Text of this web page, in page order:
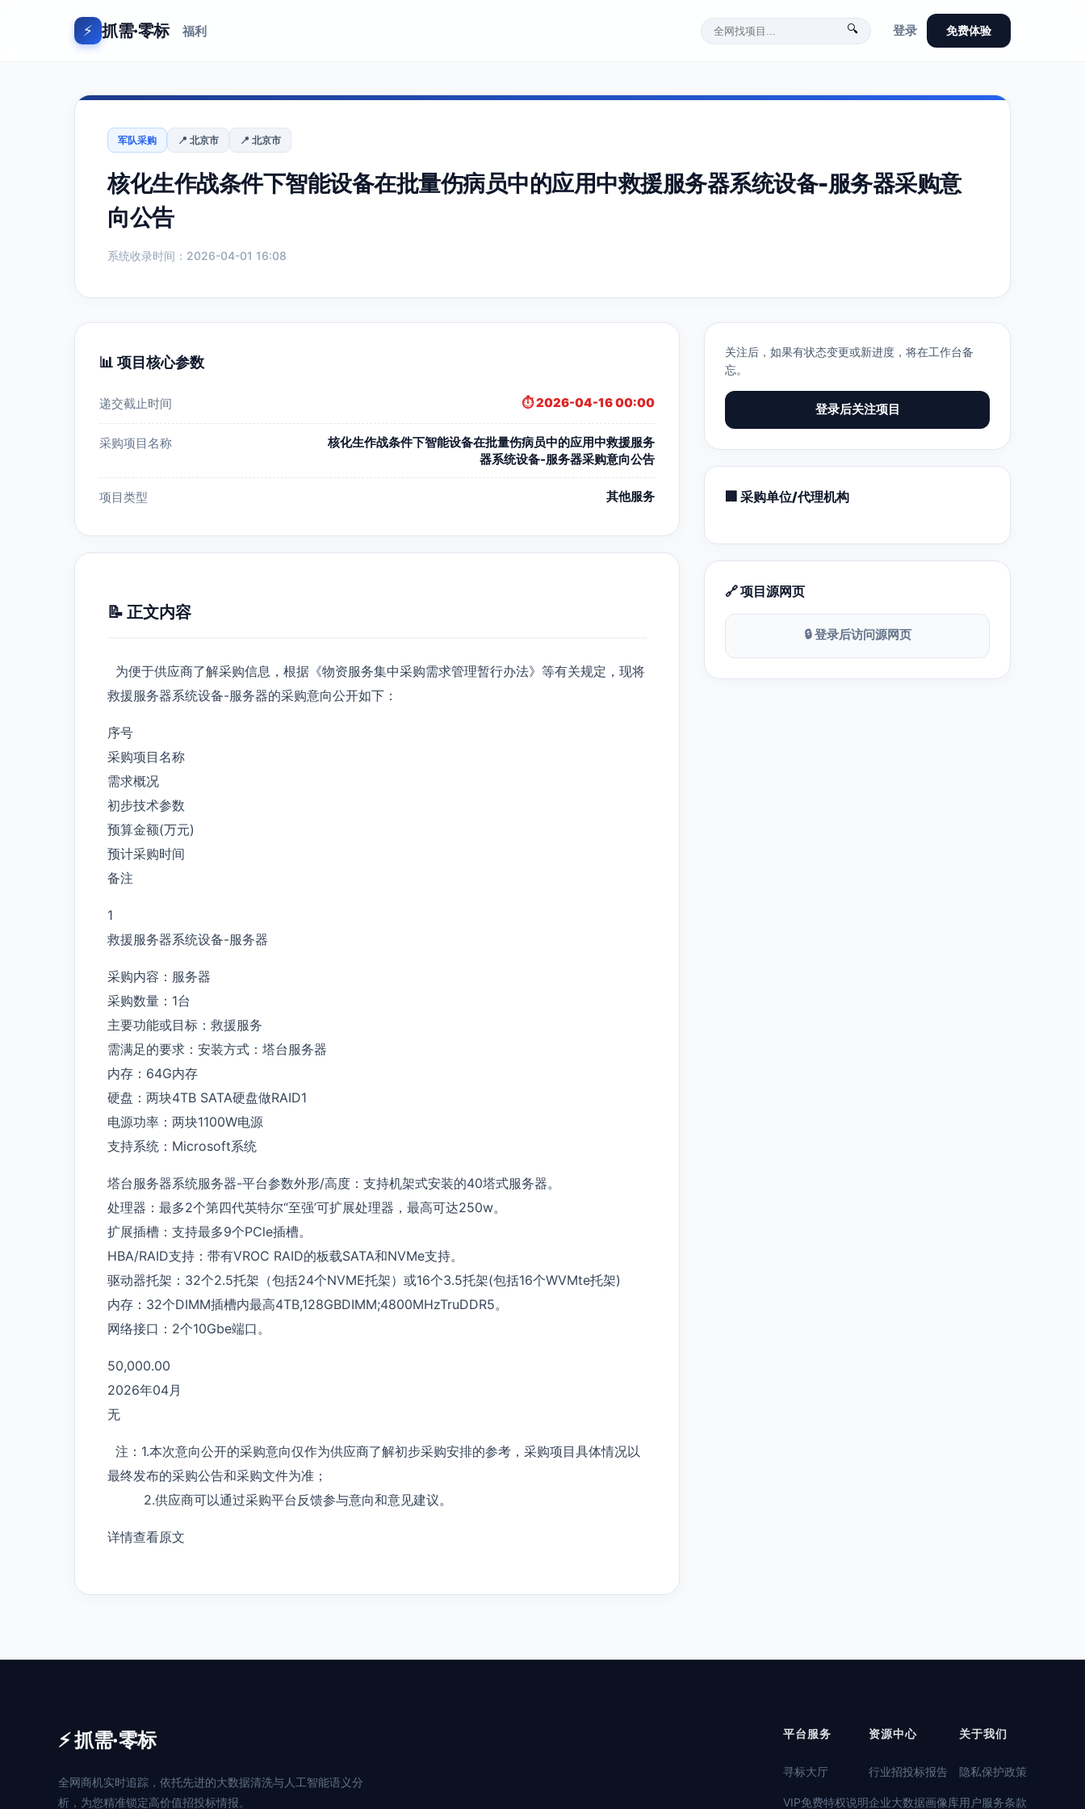
⚡ 抓需·零标 福利 🔍 登录 免费体验
军队采购 📍 北京市 📍 北京市
核化生作战条件下智能设备在批量伤病员中的应用中救援服务器系统设备-服务器采购意
向公告
系统收录时间：2026-04-01 16:08
📊 项目核心参数
递交截止时间 ⏱️ 2026-04-16 00:00
采购项目名称
核化生作战条件下智能设备在批量伤病员中的应用中救援服务
器系统设备-服务器采购意向公告
项目类型 其他服务
📝 正文内容
为便于供应商了解采购信息，根据《物资服务集中采购需求管理暂行办法》等有关规定，现将
救援服务器系统设备-服务器的采购意向公开如下：
序号
采购项目名称
需求概况
初步技术参数
预算金额(万元)
预计采购时间
备注
1
救援服务器系统设备-服务器
采购内容：服务器
采购数量：1台
主要功能或目标：救援服务
需满足的要求：安装方式：塔台服务器
内存：64G内存
硬盘：两块4TB SATA硬盘做RAID1
电源功率：两块1100W电源
支持系统：Microsoft系统
塔台服务器系统服务器-平台参数外形/高度：支持机架式安装的40塔式服务器。
处理器：最多2个第四代英特尔“至强’可扩展处理器，最高可达250w。
扩展插槽：支持最多9个PCle插槽。
HBA/RAID支持：带有VROC RAID的板载SATA和NVMe支持。
驱动器托架：32个2.5托架（包括24个NVME托架）或16个3.5托架(包括16个WVMte托架)
内存：32个DIMM插槽内最高4TB,128GBDIMM;4800MHzTruDDR5。
网络接口：2个10Gbe端口。
50,000.00
2026年04月
无
注：1.本次意向公开的采购意向仅作为供应商了解初步采购安排的参考，采购项目具体情况以
最终发布的采购公告和采购文件为准；
2.供应商可以通过采购平台反馈参与意向和意见建议。
详情查看原文
关注后，如果有状态变更或新进度，将在工作台备
忘。
登录后关注项目
🏢 采购单位/代理机构
🔗 项目源网页
🔒 登录后访问源网页
⚡ 抓需·零标
全网商机实时追踪，依托先进的大数据清洗与人工智能语义分
析，为您精准锁定高价值招投标情报。
平台服务
寻标大厅
VIP免费特权说明
资源中心
行业招投标报告
企业大数据画像库
关于我们
隐私保护政策
用户服务条款